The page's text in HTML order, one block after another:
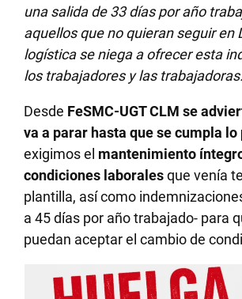
una salida de 33 días por año
aquellos que no quieran seguir en
logística se niega a ofrecer esta
los trabajadores y las trabajadoras.
Desde FeSMC-UGT CLMse
va a parar hasta que se cumpla lo
exigimos el mantenimiento
condiciones laboralesque venía
plantilla, así como
a 45 días por año trabajado- para
puedan aceptar el cambio de